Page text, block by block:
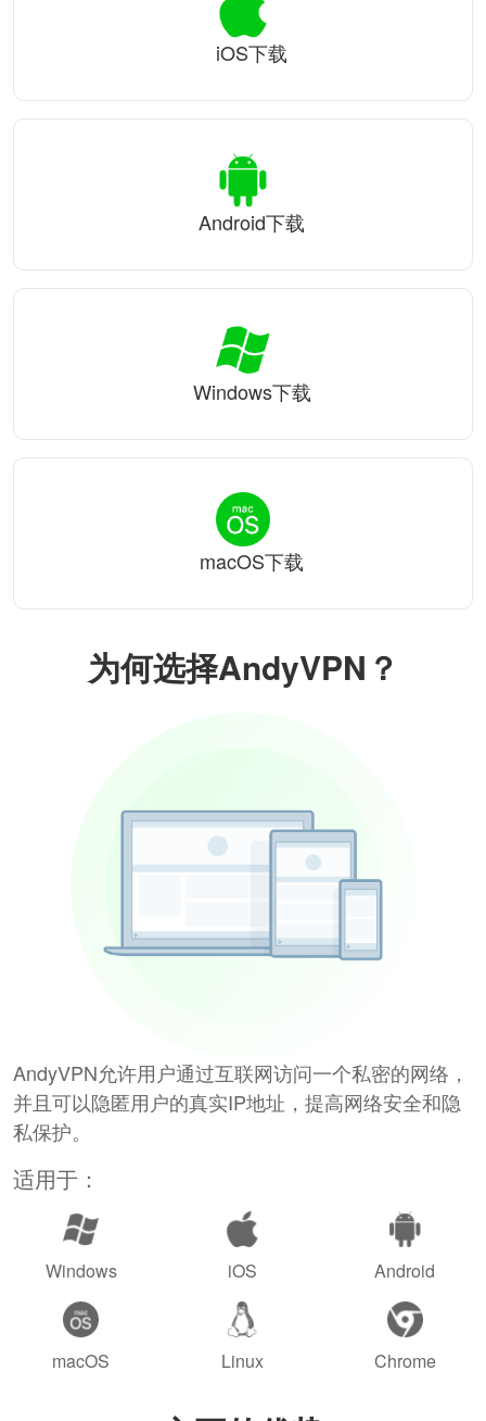
为何选择AndyVPN？
AndyVPN允许用户通过互联网访问一个私密的网络，
并且可以隐匿用户的真实IP地址，提高网络安全和隐
私保护。
适用于：
Windows iOS Android
macOS Linux Chrome
iOS下载
Android下载
Windows下载
macOS下载